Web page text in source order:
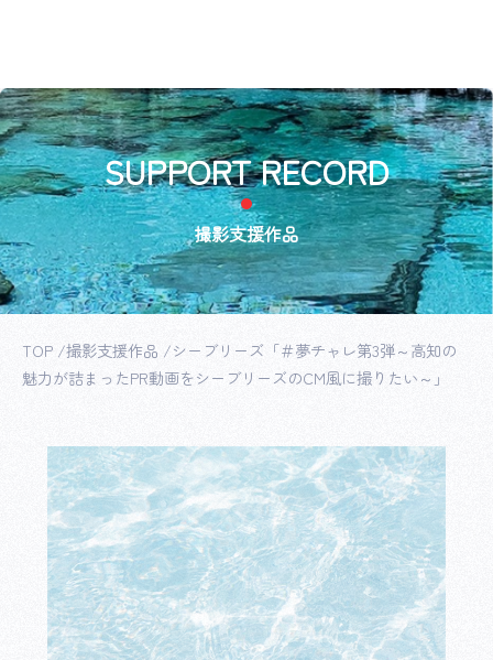
SUPPORT RECORD
撮影支援作品
TOP 撮影支援作品
シーブリーズ「＃夢チャレ第3弾～高知の
魅力が詰まったPR動画をシーブリーズのCM風に撮りたい～」